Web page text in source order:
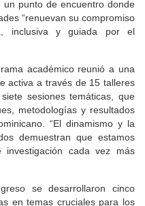
punto de encuentro donde
“renuevan su compromiso
inclusiva y guiada por el
académico reunió a una
activa a través de 15 talleres
sesiones temáticas, que
metodologías y resultados
“El dinamismo y la
demuestran que estamos
cada vez más
se desarrollaron cinco
en temas cruciales para los